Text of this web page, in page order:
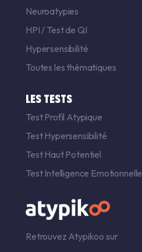
Neuroatypies
HPI / Test de QI
Hypersensibilité
Toutes les thématiques
LES TESTS
Test Profil Atypique
Test Hypersensibilité
Test Haut Potentiel
Test Intelligence Emotionnelle
Retrouvez Atypikoo sur